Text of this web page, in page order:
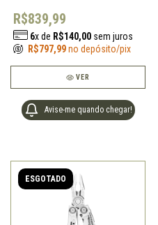
R$839,99
6x de R$140,00sem juros
R$797,99no depósito/pix
VER
Avise-me quando chegar!
ESGOTADO